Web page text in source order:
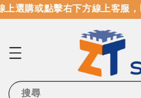
選購或點擊右下方線上客服
搜尋